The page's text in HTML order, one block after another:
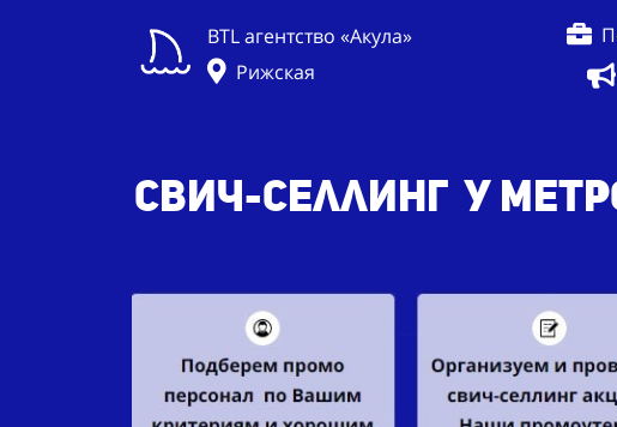
BTL агентство «Акула»
Рижская
Свич-селлинг у